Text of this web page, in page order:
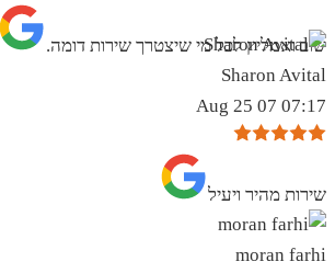
שוב ואמליץ לכל מי שיצטרך שירות דומה.
Sharon Avital
07:17 07 Aug 25
שירות מהיר ויעיל
moran farhi